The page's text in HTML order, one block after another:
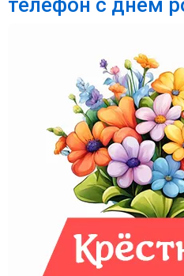
телефон с днем